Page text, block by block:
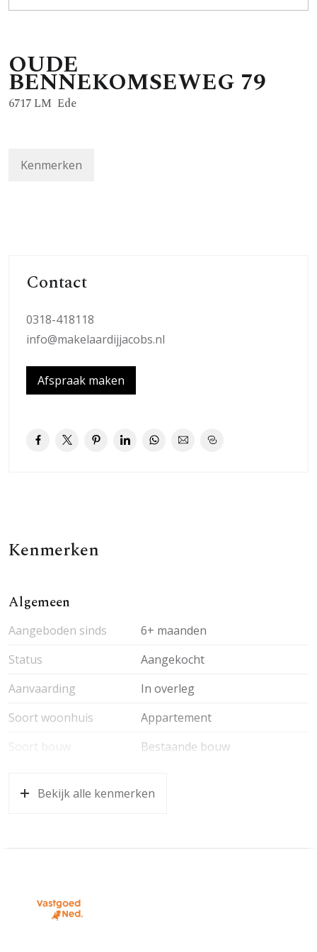
OUDE
BENNEKOMSEWEG 79
6717 LM Ede
Kenmerken
Contact
0318-418118
info@makelaardijjacobs.nl
Afspraak maken
Kenmerken
Algemeen
Aangeboden sinds
6+ maanden
Status
Aangekocht
Aanvaarding
In overleg
Soort woonhuis
Appartement
Soort bouw
Bestaande bouw
Bekijk alle kenmerken